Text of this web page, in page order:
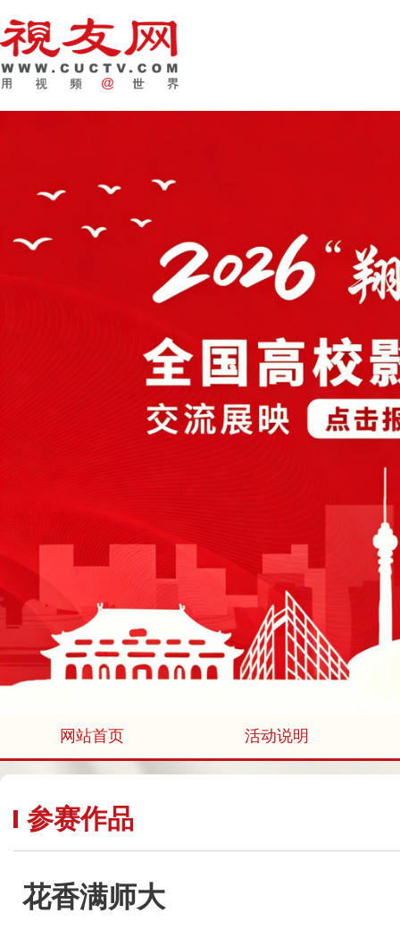
网站首页 活动说明
参赛作品
花香满师大